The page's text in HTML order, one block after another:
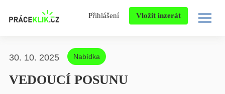
Přihlášení Vložit inzerát
30. 10. 2025 Nabídka
VEDOUCÍ POSUNU